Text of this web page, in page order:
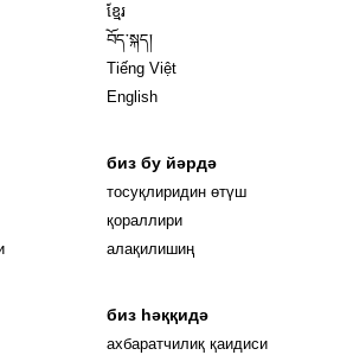
ខ្មែរ
བོད་སྐད།
Tiếng Việt
English
биз бу йәрдә
тосуқлиридин өтүш
қораллири
алақилишиң
Opens in new window
биз һәққидә
ахбаратчилиқ қаидиси